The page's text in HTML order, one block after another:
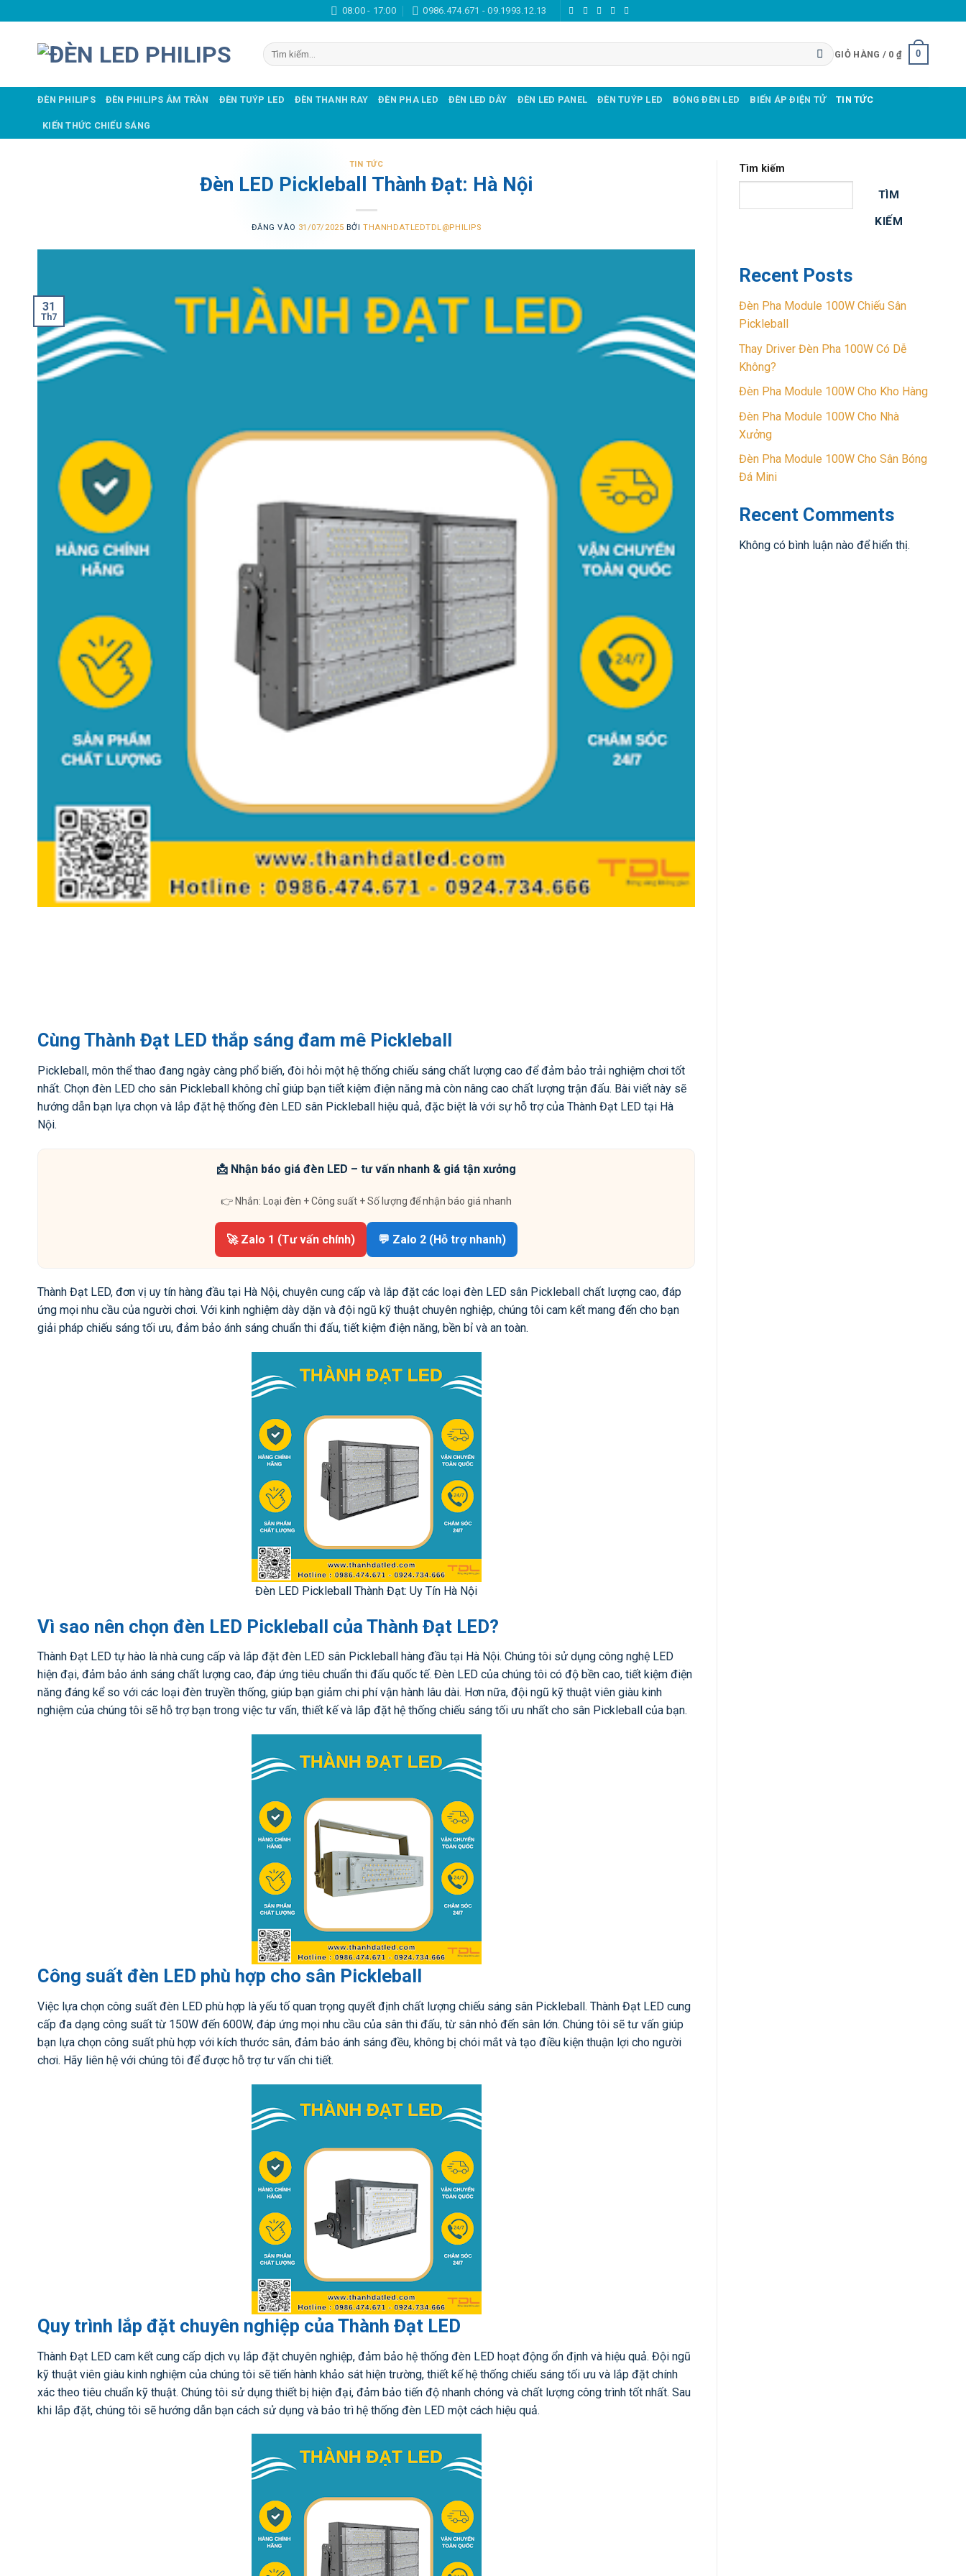
qua
08:00 - 17:00 0986.474.671 - 09.1993.12.13
Tìm
kiếm:
GIỎ HÀNG / 0 ₫ 0
ĐÈN PHILIPS ĐÈN PHILIPS ÂM TRẦN ĐÈN TUÝP LED ĐÈN THANH RAY ĐÈN PHA LED ĐÈN LED DÂY ĐÈN LED PANEL ĐÈN TUÝP LED BÓNG ĐÈN LED BIẾN ÁP ĐIỆN TỬ TIN TỨC
KIẾN THỨC CHIẾU SÁNG
TIN TỨC
Đèn LED Pickleball Thành Đạt: Hà Nội
ĐĂNG VÀO 31/07/2025 BỞITHANHDATLEDTDL@PHILIPS
31
Th7
Cùng Thành Đạt LED thắp sáng đam mê Pickleball
Pickleball, môn thể thao đang ngày càng phổ biến, đòi hỏi một hệ thống chiếu sáng chất lượng cao để đảm bảo trải nghiệm chơi tốt
nhất. Chọn đèn LED cho sân Pickleball không chỉ giúp bạn tiết kiệm điện năng mà còn nâng cao chất lượng trận đấu. Bài viết này sẽ
hướng dẫn bạn lựa chọn và lắp đặt hệ thống đèn LED sân Pickleball hiệu quả, đặc biệt là với sự hỗ trợ của Thành Đạt LED tại Hà
Nội.
📩 Nhận báo giá đèn LED – tư vấn nhanh & giá tận xưởng
👉 Nhắn: Loại đèn + Công suất + Số lượng để nhận báo giá nhanh
🚀 Zalo 1 (Tư vấn chính) 💬 Zalo 2 (Hỗ trợ nhanh)
Thành Đạt LED, đơn vị uy tín hàng đầu tại Hà Nội, chuyên cung cấp và lắp đặt các loại đèn LED sân Pickleball chất lượng cao, đáp
ứng mọi nhu cầu của người chơi. Với kinh nghiệm dày dặn và đội ngũ kỹ thuật chuyên nghiệp, chúng tôi cam kết mang đến cho bạn
giải pháp chiếu sáng tối ưu, đảm bảo ánh sáng chuẩn thi đấu, tiết kiệm điện năng, bền bỉ và an toàn.
Đèn LED Pickleball Thành Đạt: Uy Tín Hà Nội
Vì sao nên chọn đèn LED Pickleball của Thành Đạt LED?
Thành Đạt LED tự hào là nhà cung cấp và lắp đặt đèn LED sân Pickleball hàng đầu tại Hà Nội. Chúng tôi sử dụng công nghệ LED
hiện đại, đảm bảo ánh sáng chất lượng cao, đáp ứng tiêu chuẩn thi đấu quốc tế. Đèn LED của chúng tôi có độ bền cao, tiết kiệm điện
năng đáng kể so với các loại đèn truyền thống, giúp bạn giảm chi phí vận hành lâu dài. Hơn nữa, đội ngũ kỹ thuật viên giàu kinh
nghiệm của chúng tôi sẽ hỗ trợ bạn trong việc tư vấn, thiết kế và lắp đặt hệ thống chiếu sáng tối ưu nhất cho sân Pickleball của bạn.
Công suất đèn LED phù hợp cho sân Pickleball
Việc lựa chọn công suất đèn LED phù hợp là yếu tố quan trọng quyết định chất lượng chiếu sáng sân Pickleball. Thành Đạt LED cung
cấp đa dạng công suất từ 150W đến 600W, đáp ứng mọi nhu cầu của sân thi đấu, từ sân nhỏ đến sân lớn. Chúng tôi sẽ tư vấn giúp
bạn lựa chọn công suất phù hợp với kích thước sân, đảm bảo ánh sáng đều, không bị chói mắt và tạo điều kiện thuận lợi cho người
chơi. Hãy liên hệ với chúng tôi để được hỗ trợ tư vấn chi tiết.
Quy trình lắp đặt chuyên nghiệp của Thành Đạt LED
Thành Đạt LED cam kết cung cấp dịch vụ lắp đặt chuyên nghiệp, đảm bảo hệ thống đèn LED hoạt động ổn định và hiệu quả. Đội ngũ
kỹ thuật viên giàu kinh nghiệm của chúng tôi sẽ tiến hành khảo sát hiện trường, thiết kế hệ thống chiếu sáng tối ưu và lắp đặt chính
xác theo tiêu chuẩn kỹ thuật. Chúng tôi sử dụng thiết bị hiện đại, đảm bảo tiến độ nhanh chóng và chất lượng công trình tốt nhất. Sau
khi lắp đặt, chúng tôi sẽ hướng dẫn bạn cách sử dụng và bảo trì hệ thống đèn LED một cách hiệu quả.
Tìm kiếm
TÌM
KIẾM
Recent Posts
Đèn Pha Module 100W Chiếu Sân
Pickleball
Thay Driver Đèn Pha 100W Có Dễ
Không?
Đèn Pha Module 100W Cho Kho Hàng
Đèn Pha Module 100W Cho Nhà
Xưởng
Đèn Pha Module 100W Cho Sân Bóng
Đá Mini
Recent Comments
Không có bình luận nào để hiển thị.